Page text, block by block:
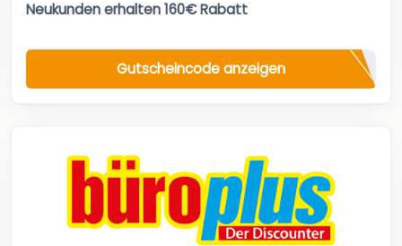
Neukunden erhalten 160€ Rabatt
Gutscheincode anzeigen